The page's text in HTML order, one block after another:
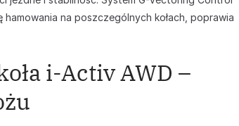
na poszczególnych kołach, poprawia
i-Activ AWD –